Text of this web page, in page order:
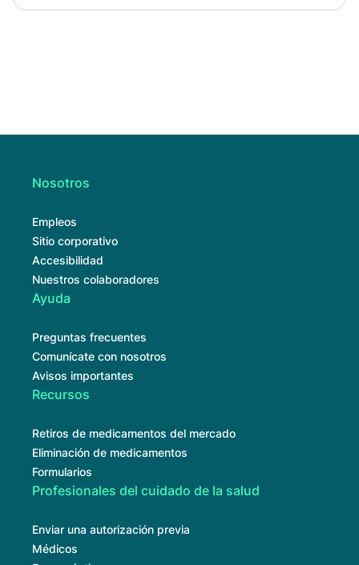
Nosotros
Empleos
Sitio corporativo
Accesibilidad
Nuestros colaboradores
Ayuda
Preguntas frecuentes
Comunícate con nosotros
Avisos importantes
Recursos
Retiros de medicamentos del mercado
Eliminación de medicamentos
Formularios
Profesionales del cuidado de la salud
Enviar una autorización previa
Médicos